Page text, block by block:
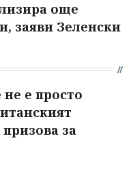
още
заяви Зеленски
е просто
за